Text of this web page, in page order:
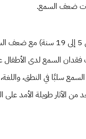
ضعف السمع.​
سلبًا في النطق،
الآثار طويلة الأمد على